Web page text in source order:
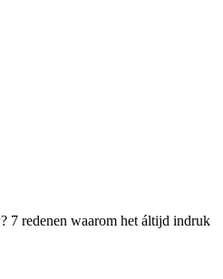
7 redenen waarom het áltijd indruk